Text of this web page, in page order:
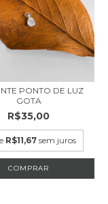
PONTO DE LUZ
GOTA
R$35,00
R$11,67 sem juros